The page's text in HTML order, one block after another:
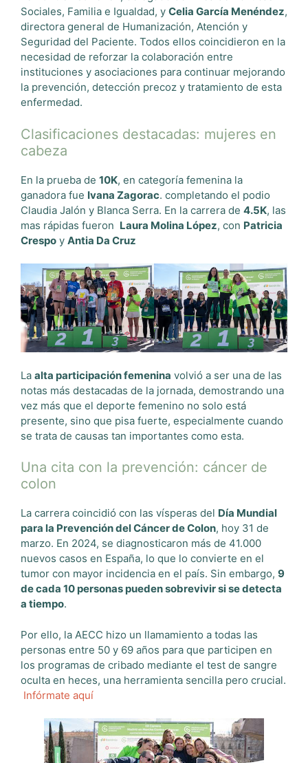
Sociales, Familia e Igualdad, y Celia García Menéndez,
directora general de Humanización, Atención y
Seguridad del Paciente. Todos ellos coincidieron en la
necesidad de reforzar la colaboración entre
instituciones y asociaciones para continuar mejorando
la prevención, detección precoz y tratamiento de esta
enfermedad.
Clasificaciones destacadas: mujeres en
cabeza
En la prueba de 10K, en categoría femenina la
ganadora fue Ivana Zagorac. completando el podio
Claudia Jalón y Blanca Serra. En la carrera de 4.5K, las
mas rápidas fueron Laura Molina López, con Patricia
Crespo y Antia Da Cruz
La alta participación femenina volvió a ser una de las
notas más destacadas de la jornada, demostrando una
vez más que el deporte femenino no solo está
presente, sino que pisa fuerte, especialmente cuando
se trata de causas tan importantes como esta.
Una cita con la prevención: cáncer de
colon
La carrera coincidió con las vísperas del Día Mundial
para la Prevención del Cáncer de Colon, hoy 31 de
marzo. En 2024, se diagnosticaron más de 41.000
nuevos casos en España, lo que lo convierte en el
tumor con mayor incidencia en el país. Sin embargo, 9
de cada 10 personas pueden sobrevivir si se detecta
a tiempo.
Por ello, la AECC hizo un llamamiento a todas las
personas entre 50 y 69 años para que participen en
los programas de cribado mediante el test de sangre
oculta en heces, una herramienta sencilla pero crucial.
Infórmate aquí